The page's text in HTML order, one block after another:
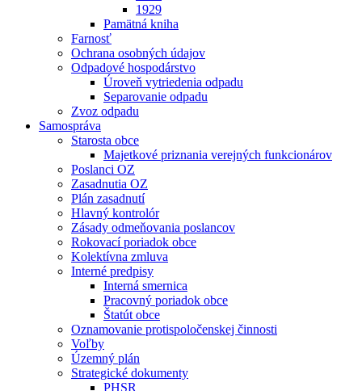
1929
Pamätná kniha
Farnosť
Ochrana osobných údajov
Odpadové hospodárstvo
Úroveň vytriedenia odpadu
Separovanie odpadu
Zvoz odpadu
Samospráva
Starosta obce
Majetkové priznania verejných funkcionárov
Poslanci OZ
Zasadnutia OZ
Plán zasadnutí
Hlavný kontrolór
Zásady odmeňovania poslancov
Rokovací poriadok obce
Kolektívna zmluva
Interné predpisy
Interná smernica
Pracovný poriadok obce
Štatút obce
Oznamovanie protispoločenskej činnosti
Voľby
Územný plán
Strategické dokumenty
PHSR